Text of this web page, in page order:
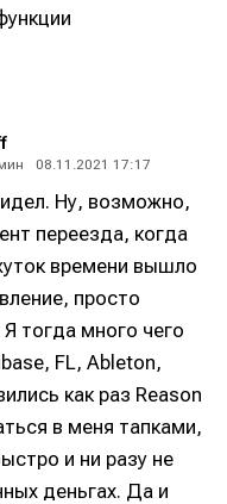
08.11.2021 17:17
Ну, возможно,
переезда, когда
времени вышло
просто
тогда много чего
FL, Ableton,
как раз Reason
в меня тапками,
и ни разу не
деньгах. Да и